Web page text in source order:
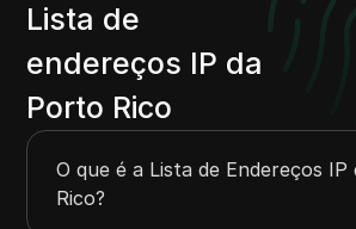
24.55.64.0
24.55.160.0
24.55.191.255
24.137.224.0
24.138.192.0
24.138.255.255
Lista de
endereços IP da
Porto Rico
O que é a Lista de Endereços
Rico?